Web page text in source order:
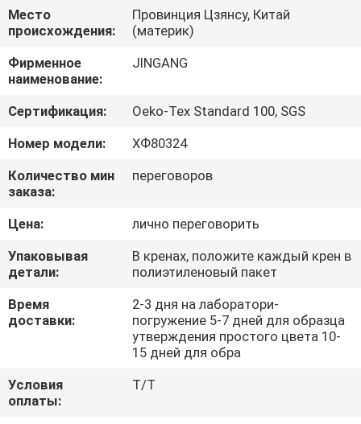
ПУТЕШЕСТВИЕ
ФАБРИКИ
ПРОВЕРКА
КАЧЕСТВА
СВЯЖИТЕСЬ
МЫ
НОВОСТИ
СЛУЧАИ
COMPANY
NEWS
Место
происхождения:
Провинция Цзянсу, Китай
(материк)
Фирменное
наименование:
JINGANG
Сертификация:
Oeko-Tex Standard 100, SGS
Номер модели:
ХФ80324
Количество мин
заказа:
переговоров
Цена:
лично переговорить
Упаковывая
детали:
В кренах, положите каждый крен в
полиэтиленовый пакет
Время
доставки:
2-3 дня на лаборатори-
погружение 5-7 дней для образца
утверждения простого цвета 10-
15 дней для обра
Условия
оплаты:
T/T